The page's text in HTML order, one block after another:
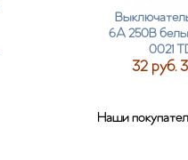
6А 250В
0021
32 руб.
Наши